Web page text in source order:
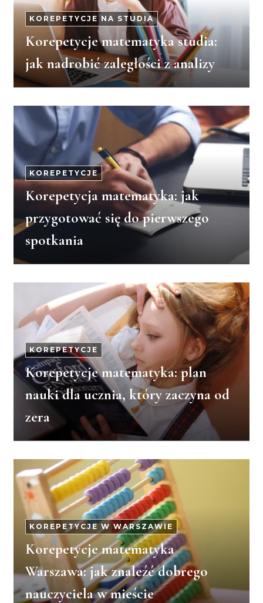
KOREPETYCJE NA STUDIA
Korepetycje matematyka studia:
jak nadrobić zaległości z analizy
KOREPETYCJE
Korepetycja matematyka: jak
przygotować się do pierwszego
spotkania
KOREPETYCJE
Korepetycje matematyka: plan
nauki dla ucznia, który zaczyna od
zera
KOREPETYCJE W WARSZAWIE
Korepetycje matematyka
Warszawa: jak znaleźć dobrego
nauczyciela w mieście